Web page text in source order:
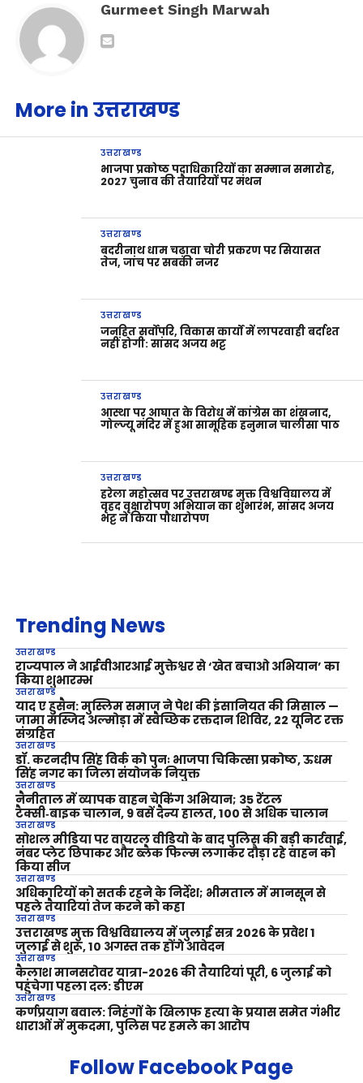
Gurmeet Singh Marwah
More in उत्तराखण्ड
उत्तराखण्ड
भाजपा प्रकोष्ठ पदाधिकारियों का सम्मान समारोह,
2027 चुनाव की तैयारियों पर मंथन
उत्तराखण्ड
बदरीनाथ धाम चढ़ावा चोरी प्रकरण पर सियासत
तेज, जांच पर सबकी नजर
उत्तराखण्ड
जनहित सर्वोपरि, विकास कार्यों में लापरवाही बर्दाश्त
नहीं होगी: सांसद अजय भट्ट
उत्तराखण्ड
आस्था पर आघात के विरोध में कांग्रेस का शंखनाद,
गोल्ज्यू मंदिर में हुआ सामूहिक हनुमान चालीसा पाठ
उत्तराखण्ड
हरेला महोत्सव पर उत्तराखण्ड मुक्त विश्वविद्यालय में
वृहद वृक्षारोपण अभियान का शुभारंभ, सांसद अजय
भट्ट ने किया पौधारोपण
Trending News
उत्तराखण्ड
राज्यपाल ने आईवीआरआई मुक्तेश्वर से ‘खेत बचाओ अभियान’ का
किया शुभारम्भ
उत्तराखण्ड
याद ए हुसैन: मुस्लिम समाज ने पेश की इंसानियत की मिसाल —
जामा मस्जिद अल्मोड़ा में स्वैच्छिक रक्तदान शिविर, 22 यूनिट रक्त
संग्रहित
उत्तराखण्ड
डॉ. करनदीप सिंह विर्क को पुनः भाजपा चिकित्सा प्रकोष्ठ, ऊधम
सिंह नगर का जिला संयोजक नियुक्त
उत्तराखण्ड
नैनीताल में व्यापक वाहन चेकिंग अभियान; 35 रेंटल
टैक्सी‑बाइक चालान, 9 बसें दैन्य हालत, 100 से अधिक चालान
उत्तराखण्ड
सोशल मीडिया पर वायरल वीडियो के बाद पुलिस की बड़ी कार्रवाई,
नंबर प्लेट छिपाकर और ब्लैक फिल्म लगाकर दौड़ा रहे वाहन को
किया सीज
उत्तराखण्ड
अधिकारियों को सतर्क रहने के निर्देश; भीमताल में मानसून से
पहले तैयारियां तेज करने को कहा
उत्तराखण्ड
उत्तराखण्ड मुक्त विश्वविद्यालय में जुलाई सत्र 2026 के प्रवेश 1
जुलाई से शुरू, 10 अगस्त तक होंगे आवेदन
उत्तराखण्ड
कैलाश मानसरोवर यात्रा-2026 की तैयारियां पूरी, 6 जुलाई को
पहुंचेगा पहला दल: डीएम
उत्तराखण्ड
कर्णप्रयाग बवाल: निहंगों के खिलाफ हत्या के प्रयास समेत गंभीर
धाराओं में मुकदमा, पुलिस पर हमले का आरोप
Follow Facebook Page